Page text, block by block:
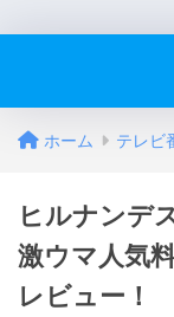
ホーム テレビ
ヒルナンデ
激ウマ人気
レビュー！